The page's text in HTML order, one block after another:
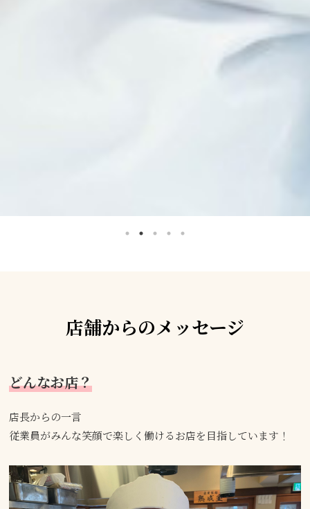
店舗からのメッセージ
どんなお店？
店長からの一言
従業員がみんな笑顔で楽しく働けるお店を目指しています！